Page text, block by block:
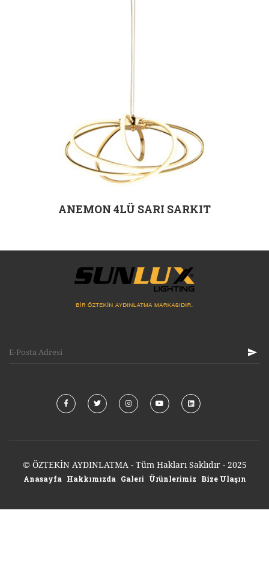
ANEMON 4LÜ SARI SARKIT
© ÖZTEKİN AYDINLATMA - Tüm Hakları Saklıdır - 2025
Anasayfa Hakkımızda Galeri Ürünlerimiz Bize Ulaşın